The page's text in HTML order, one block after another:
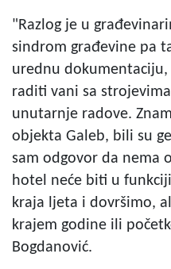
"Razlog je u
sindrom građevine pa
urednu
raditi vani sa
unutarnje radove.
objekta Galeb, bili su
sam odgovor da nema
hotel neće biti u
kraja ljeta i dovršimo,
krajem godine ili
Bogdanović.